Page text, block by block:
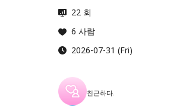
22 회
6 사람
2026-07-31 (Fri)
친근하다.